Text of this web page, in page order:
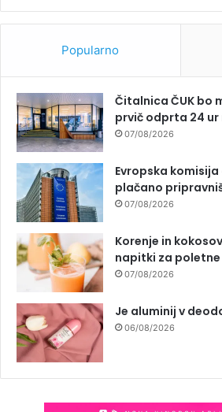
Popularno
Čitalnica ČUK bo
prvič odprta 24 ur
07/08/2026
Evropska
plačano
07/08/2026
Korenje in
napitki za
07/08/2026
Je aluminij v
06/08/2026